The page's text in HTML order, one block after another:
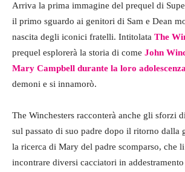
Arriva la prima immagine del prequel di
il primo sguardo ai genitori di Sam e Dean
nascita degli iconici fratelli. Intitolata The
prequel esplorerà la storia di come John
Mary Campbell durante la loro adolescenza
demoni e si innamorò.
The Winchesters racconterà anche gli sforzi
sul passato di suo padre dopo il ritorno dalla
la ricerca di Mary del padre scomparso, che
incontrare diversi cacciatori in